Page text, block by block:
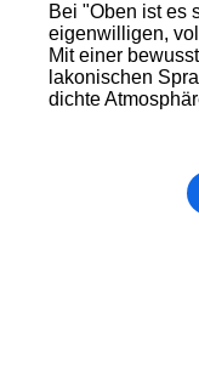
Bei "Oben ist es
eigenwilligen,
Mit einer
lakonischen
dichte